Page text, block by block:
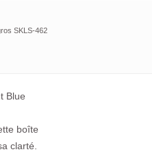
SKLS-462
Blue
boîte
clarté.